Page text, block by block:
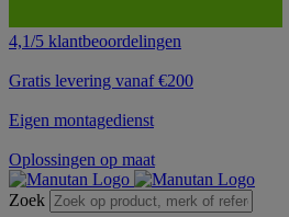
4,1/5 klantbeoordelingen
Gratis levering vanaf €200
Eigen montagedienst
Oplossingen op maat
Zoek